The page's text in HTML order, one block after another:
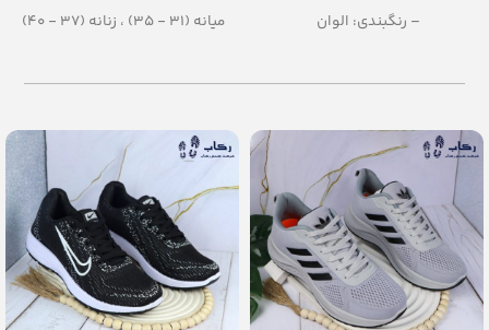
– رنگبندی: الوان
– جنس: Airblowing
میانه (31 - 35) ، زنانه (37 - 40)
– تعداد در کارتن: 24 جفت